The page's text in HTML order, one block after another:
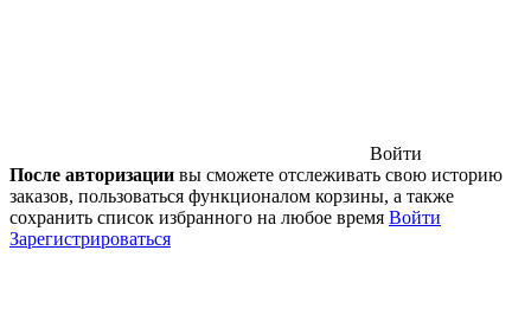
Войти
После авторизации вы сможете отслеживать свою историю
заказов, пользоваться функционалом корзины, а также
сохранить список избранного на любое время Войти
Зарегистрироваться